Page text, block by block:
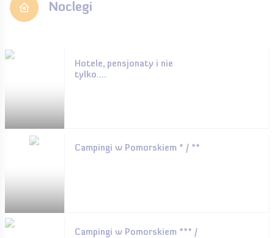
Noclegi
Hotele, pensjonaty i nie
tylko....
Campingi w Pomorskiem * / **
Campingi w Pomorskiem *** /